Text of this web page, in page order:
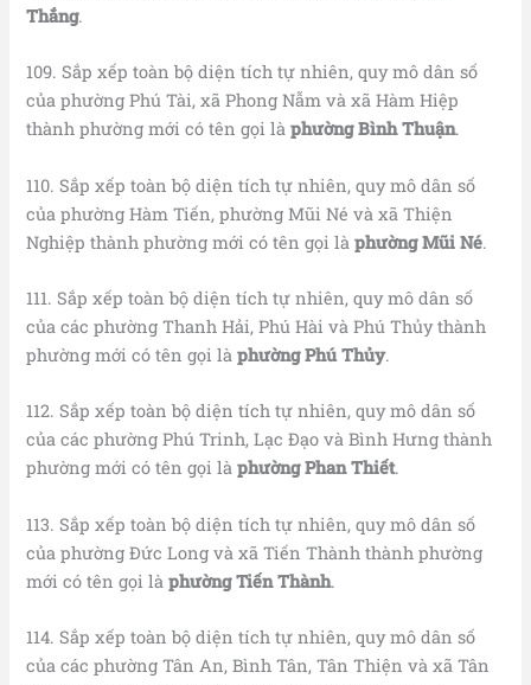
Thắng.
109. Sắp xếp toàn bộ diện tích tự nhiên, quy mô dân số
của phường Phú Tài, xã Phong Nẫm và xã Hàm Hiệp
thành phường mới có tên gọi làphường Bình Thuận.
110. Sắp xếp toàn bộ diện tích tự nhiên, quy mô dân số
của phường Hàm Tiến, phường Mũi Né và xã Thiện
Nghiệp thành phường mới có tên gọi làphường Mũi Né.
111. Sắp xếp toàn bộ diện tích tự nhiên, quy mô dân số
của các phường Thanh Hải, Phú Hài và Phú Thủy thành
phường mới có tên gọi làphường Phú Thủy.
112. Sắp xếp toàn bộ diện tích tự nhiên, quy mô dân số
của các phường Phú Trinh, Lạc Đạo và Bình Hưng thành
phường mới có tên gọi làphường Phan Thiết.
113. Sắp xếp toàn bộ diện tích tự nhiên, quy mô dân số
của phường Đức Long và xã Tiến Thành thành phường
mới có tên gọi làphường Tiến Thành.
114. Sắp xếp toàn bộ diện tích tự nhiên, quy mô dân số
của các phường Tân An, Bình Tân, Tân Thiện và xã Tân